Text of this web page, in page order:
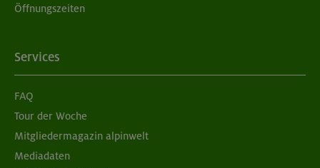
Öffnungszeiten
Services
FAQ
Tour der Woche
Mitgliedermagazin alpinwelt
Mediadaten